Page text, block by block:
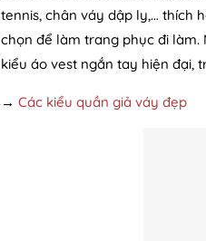
tennis, chân váy dập ly,… thích
chọn để làm trang phục đi
kiểu áo vest ngắn tay hiện đại,
→ Các kiểu quần giả váy đẹp